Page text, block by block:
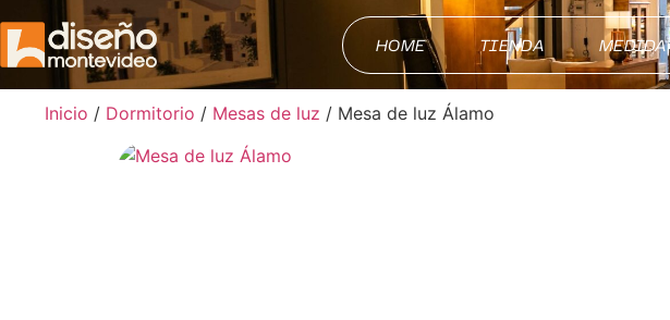
HOME TIENDA MEDIDA
Inicio / Dormitorio / Mesas de luz / Mesa de luz Álamo